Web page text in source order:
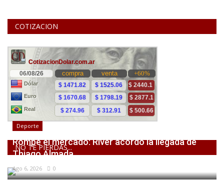
COTIZACION
NO TE PIERDAS...
Deporte
Rompe el mercado: River acordó la llegada de
Thiago Almada
Ago 6, 2026 0